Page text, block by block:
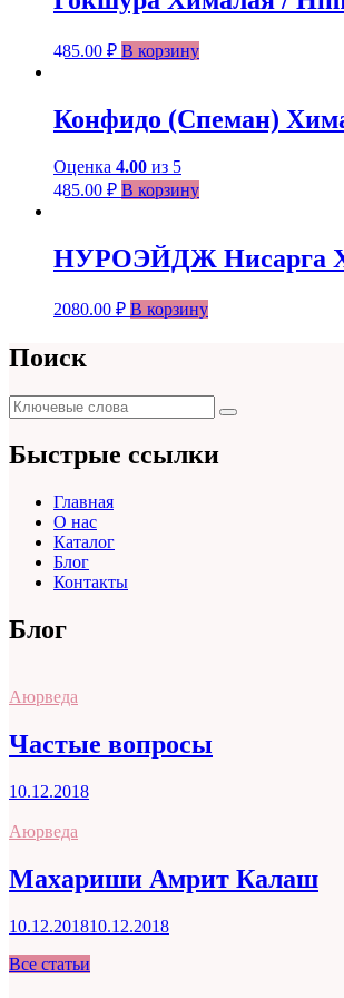
485.00 ₽ В корзину
Конфидо (Спеман)
Оценка 4.00 из 5
485.00 ₽ В корзину
НУРОЭЙДЖ Нисарга
2080.00 ₽ В корзину
Поиск
Поиск
для:
Поиск
Быстрые ссылки
Главная
О нас
Каталог
Блог
Контакты
Блог
Аюрведа
Частые вопросы
10.12.2018
Аюрведа
Махариши Амрит Калаш
10.12.201810.12.2018
Все статьи